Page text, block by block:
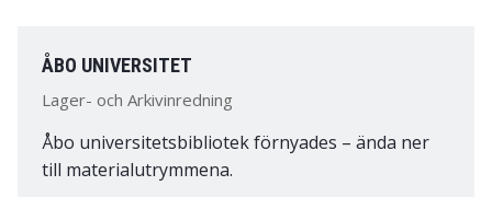
ÅBO UNIVERSITET
Lager- och Arkivinredning
Åbo universitetsbibliotek förnyades – ända ner
till materialutrymmena.